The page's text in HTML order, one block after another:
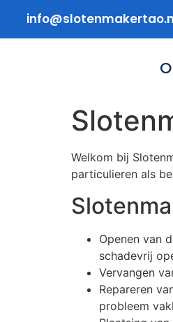
Welkom bij
particulieren als
Openen van
schadevrij
Vervangen
Repareren
probleem